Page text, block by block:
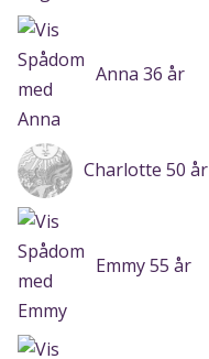
Anna 36 år
Charlotte 50 år
Emmy 55 år